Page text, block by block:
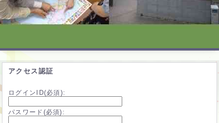
アクセス認証
ログインID(必須):
パスワード(必須):